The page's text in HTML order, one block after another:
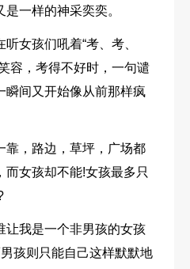
一样的神采奕奕。
女孩们吼着“考、考、
容，考得不好时，一句谴
瞬间又开始像从前那样疯
靠，路边，草坪，广场都
女孩却不能!女孩最多只
让我是一个非男孩的女孩
孩则只能自己这样默默地